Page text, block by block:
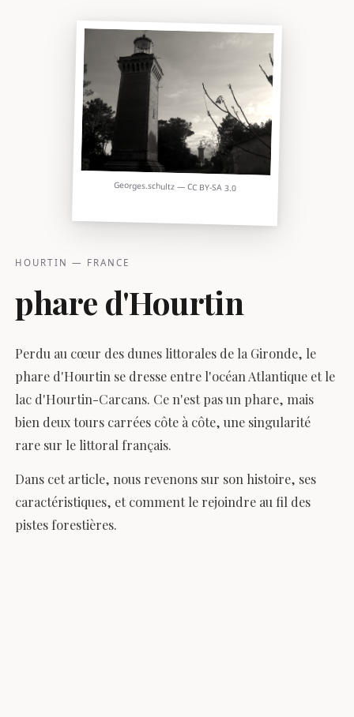
HOURTIN — FRANCE
phare d'Hourtin
Perdu au cœur des dunes littorales de la Gironde, le
phare d'Hourtin se dresse entre l'océan Atlantique et le
lac d'Hourtin-Carcans. Ce n'est pas un phare, mais
bien deux tours carrées côte à côte, une singularité
rare sur le littoral français.
Dans cet article, nous revenons sur son histoire, ses
caractéristiques, et comment le rejoindre au fil des
pistes forestières.
Georges.schultz — CC BY-SA 3.0